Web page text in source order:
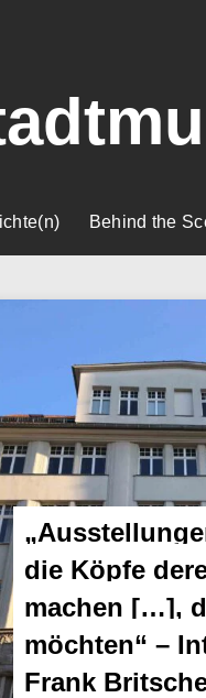
Behind the
die Köpfe
machen […],
möchten“ –
Frank